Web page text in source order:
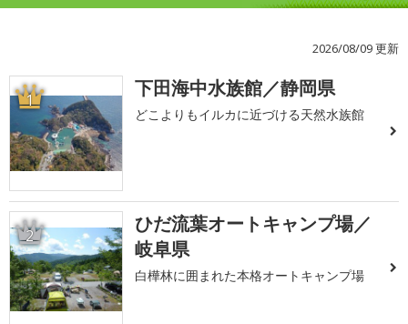
2026/08/09 更新
1 下田海中水族館／静岡県
どこよりもイルカに近づける天然水族館
2
ひだ流葉オートキャンプ場／
岐阜県
白樺林に囲まれた本格オートキャンプ場